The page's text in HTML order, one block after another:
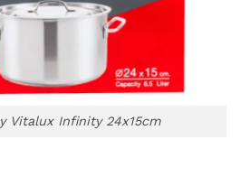
Vitalux Infinity 24x15cm